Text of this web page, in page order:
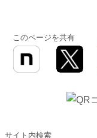
このページを共有
サイト内検索